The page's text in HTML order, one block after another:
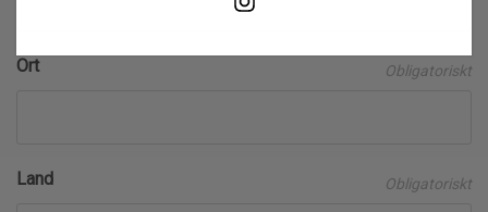
Ort Obligatoriskt
Land Obligatoriskt